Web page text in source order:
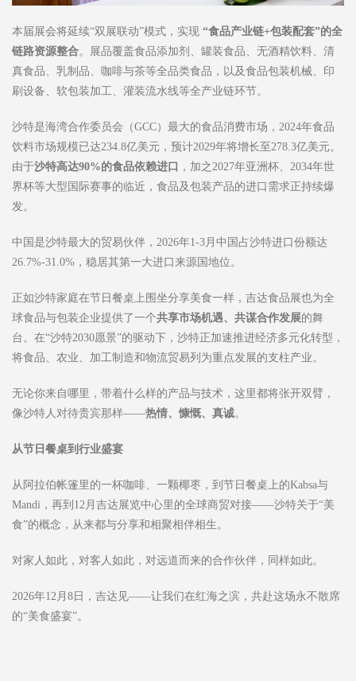
本届展会将延续“双展联动”模式，实现 “食品产业链+包装配套”的全
链路资源整合。展品覆盖食品添加剂、罐装食品、无酒精饮料、清
真食品、乳制品、咖啡与茶等全品类食品，以及食品包装机械、印
刷设备、软包装加工、灌装流水线等全产业链环节。
沙特是海湾合作委员会（GCC）最大的食品消费市场，2024年食品
饮料市场规模已达234.8亿美元，预计2029年将增长至278.3亿美元。
由于沙特高达90%的食品依赖进口 ，加之2027年亚洲杯、2034年世
界杯等大型国际赛事的临近，食品及包装产品的进口需求正持续爆
发。
中国是沙特最大的贸易伙伴，2026年1-3月中国占沙特进口份额达
26.7%-31.0%，稳居其第一大进口来源国地位。
正如沙特家庭在节日餐桌上围坐分享美食一样，吉达食品展也为全
球食品与包装企业提供了一个共享市场机遇、共谋合作发展的舞
台。在“沙特2030愿景”的驱动下，沙特正加速推进经济多元化转型，
将食品、农业、加工制造和物流贸易列为重点发展的支柱产业。
无论你来自哪里，带着什么样的产品与技术，这里都将张开双臂，
像沙特人对待贵宾那样——热情、慷慨、真诚。
从节日餐桌到行业盛宴
从阿拉伯帐篷里的一杯咖啡、一颗椰枣，到节日餐桌上的Kabsa与
Mandi，再到12月吉达展览中心里的全球商贸对接——沙特关于“美
食”的概念，从来都与分享和相聚相伴相生。
对家人如此，对客人如此，对远道而来的合作伙伴，同样如此。
2026年12月8日，吉达见——让我们在红海之滨，共赴这场永不散席
的“美食盛宴”。